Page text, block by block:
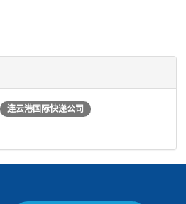
连云港国际快递公司